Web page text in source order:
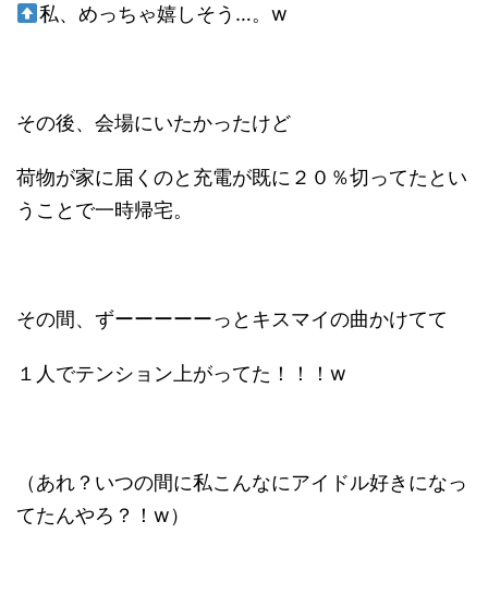
私、めっちゃ嬉しそう…。w
その後、会場にいたかったけど
荷物が家に届くのと充電が既に２０％切ってたとい
うことで一時帰宅。
その間、ずーーーーーっとキスマイの曲かけてて
１人でテンション上がってた！！！w
（あれ？いつの間に私こんなにアイドル好きになっ
てたんやろ？！w）